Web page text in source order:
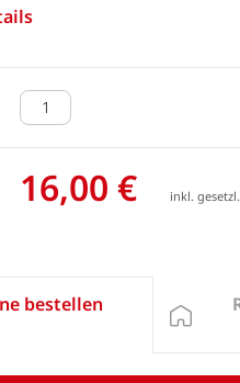
16,00 € inkl.
bestellen